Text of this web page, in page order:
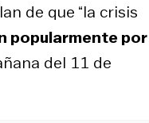
de que “la crisis
popularmente por
del 11 de